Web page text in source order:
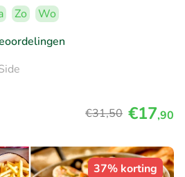
Zo
Wo
€31,50 €17,90
37% korting